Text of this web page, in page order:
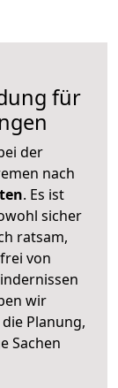
für
der
nach
. Es ist
sicher
ratsam,
von
wir
Planung,
Sachen